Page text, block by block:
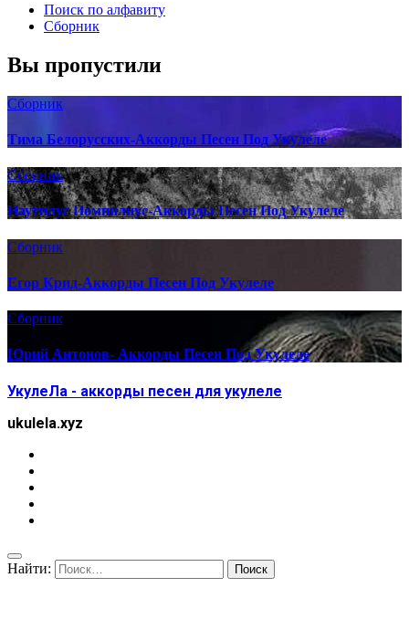
Поиск по алфавиту
Сборник
Вы пропустили
Сборник
Тима Белорусских-Аккорды Песен Под Укулеле
Сборник
Наутилус Помпилиус-Аккорды Песен Под Укулеле
Сборник
Егор Крид-Аккорды Песен Под Укулеле
Сборник
Юрий Антонов- Аккорды Песен Под Укулеле
УкулеЛа - аккорды песен для укулеле
ukulela.xyz
Найти: